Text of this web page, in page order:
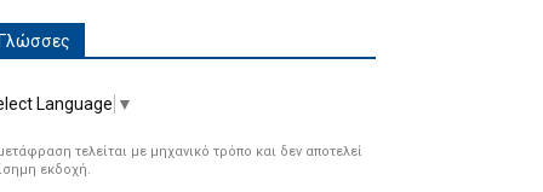
Γλώσσες
Language ▼
τελείται με μηχανικό τρόπο και δεν αποτελεί
εκδοχή.